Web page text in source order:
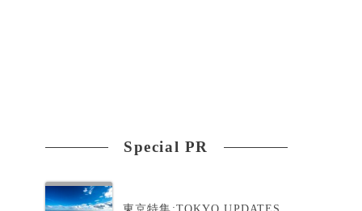
Special PR
東京特集:TOKYO UPDATES